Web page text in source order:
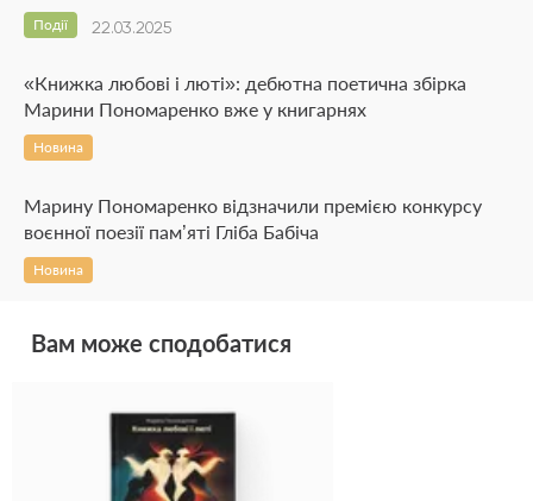
22.03.2025
Події
«Книжка любові і люті»: дебютна поетична збірка
Марини Пономаренко вже у книгарнях
Новина
Марину Пономаренко відзначили премією конкурсу
воєнної поезії пам’яті Гліба Бабіча
Новина
Вам може сподобатися